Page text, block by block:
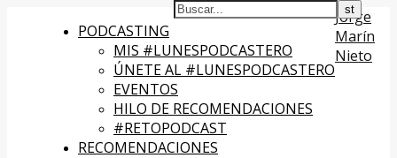
PODCASTING
MIS #LUNESPODCASTERO
ÚNETE AL #LUNESPODCASTERO
EVENTOS
HILO DE RECOMENDACIONES
#RETOPODCAST
RECOMENDACIONES
Jorge
Marín
Nieto